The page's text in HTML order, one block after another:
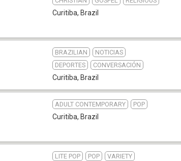
Curitiba, Brazil
BRAZILIAN
NOTICIAS
DEPORTES
CONVERSACIÓN
Curitiba, Brazil
ADULT CONTEMPORARY POP
Curitiba, Brazil
LITE POP POP VARIETY